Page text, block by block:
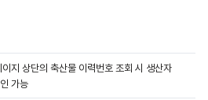
지 상단의 축산물 이력번호 조회 시 생산자
가능